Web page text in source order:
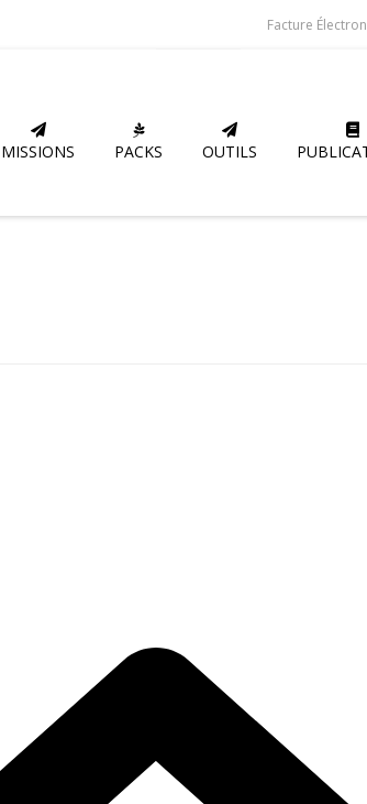
Facture
MISSIONS PACKS OUTILS